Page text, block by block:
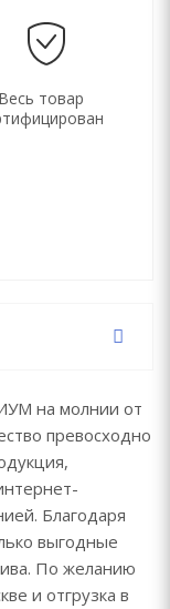
Весь товар
на молнии от
превосходно
Благодаря
выгодные
По желанию
и отгрузка в